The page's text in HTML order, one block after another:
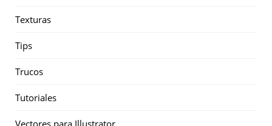
Texturas
Tips
Trucos
Tutoriales
Vectores para Illustrator